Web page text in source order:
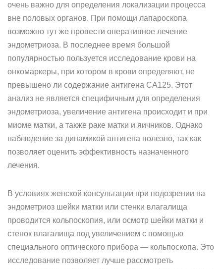
очень важно для определения локализации процесса
вне половых органов. При помощи лапароскопа
возможно тут же провести оперативное лечение
эндометриоза. В последнее время большой
популярностью пользуется исследование крови на
онкомаркеры, при котором в крови определяют, не
превышено ли содержание антигена СА125. Этот
анализ не является специфичным для определения
эндометриоза, увеличение антигена происходит и при
миоме матки, а также раке матки и яичников. Однако
наблюдение за динамикой антигена полезно, так как
позволяет оценить эффективность назначенного
лечения.
В условиях женской консультации при подозрении на
эндометриоз шейки матки или стенки влагалища
проводится кольпоскопия, или осмотр шейки матки и
стенок влагалища под увеличением с помощью
специального оптического прибора — кольпоскопа. Это
исследование позволяет лучше рассмотреть